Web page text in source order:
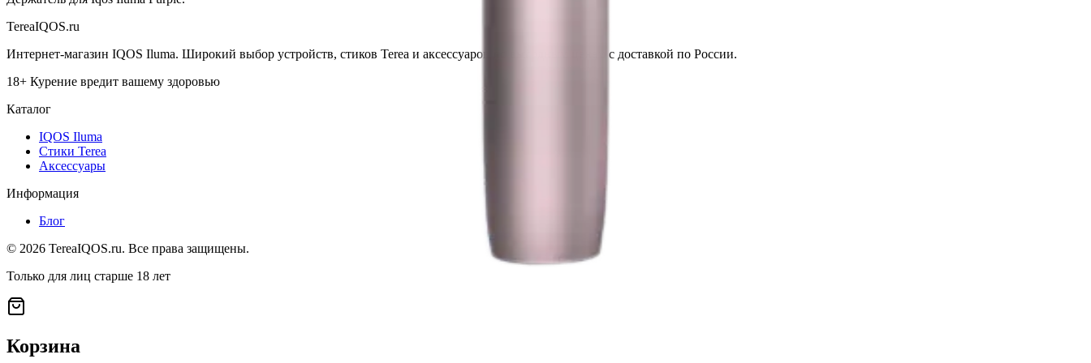
TereaIQOS.ru
Интернет-магазин IQOS Iluma. Широкий выбор устройств, стиков Terea и аксессуаров по выгодным ценам с доставкой по России.
18+ Курение вредит вашему здоровью
Каталог
IQOS Iluma
Стики Terea
Аксессуары
Информация
Блог
© 2026 TereaIQOS.ru. Все права защищены.
Только для лиц старше 18 лет
Корзина